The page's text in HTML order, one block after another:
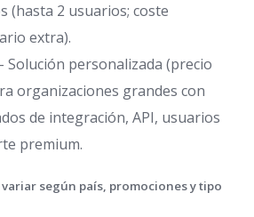
(hasta 2 usuarios; coste
extra).
Solución personalizada (precio
organizaciones grandes con
de integración, API, usuarios
premium.
según país, promociones y tipo